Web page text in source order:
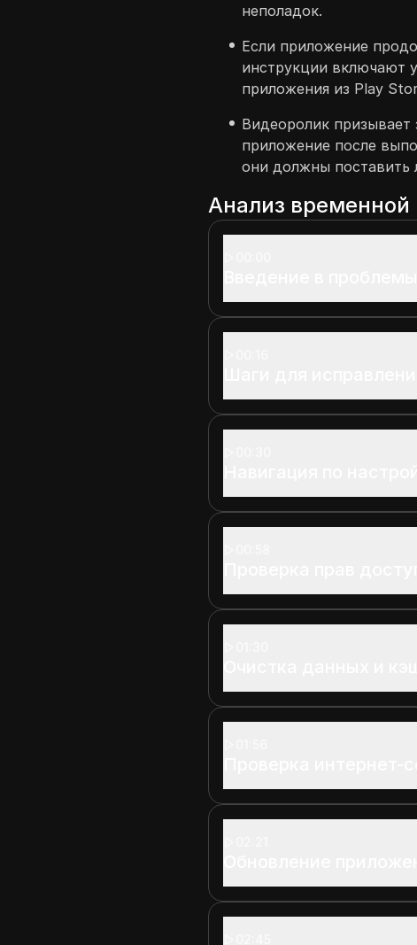
неполадок.
Если приложение
инструкции включают
приложения из Play
Видеоролик призывает
приложение после
они должны поставить
Анализ